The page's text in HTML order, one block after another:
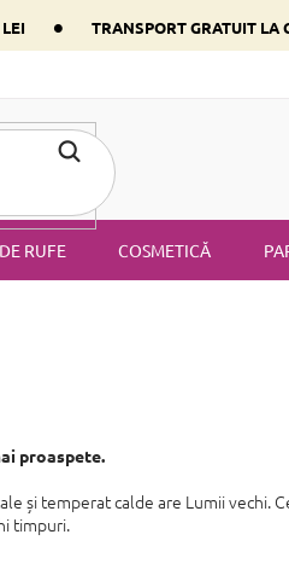
• TRANSPORT GRATUIT LA
componentului dominant
RUFE COSMETICĂ
proaspete.
și temperat calde are Lumii vechi.
timpuri.